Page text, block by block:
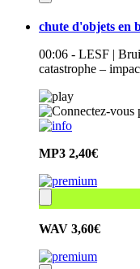
chute d'objets en
00:06 - LESF |
catastrophe –
MP3 2,40€
WAV 3,60€